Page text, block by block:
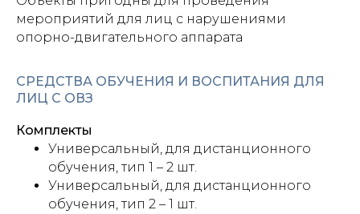
мероприятий для лиц с нарушениями
опорно-двигательного аппарата
СРЕДСТВА ОБУЧЕНИЯ И ВОСПИТАНИЯ ДЛЯ
ЛИЦ С ОВЗ
Комплекты
Универсальный, для дистанционного
обучения, тип 1 – 2 шт.
Универсальный, для дистанционного
обучения, тип 2 – 1 шт.